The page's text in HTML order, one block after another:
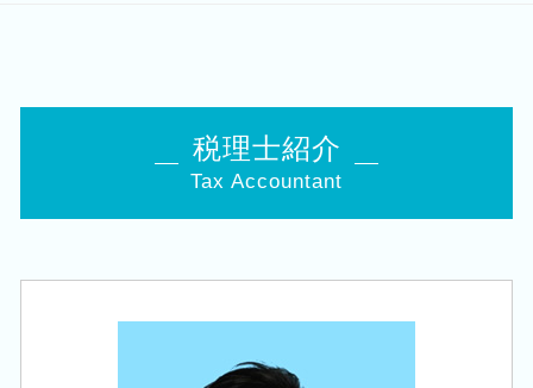
創業 助成金 補助金
日本政策金融公庫 創業融資 必要書類
個人事業主 法人化
税務署 修正申告
税理士 税務調査
住宅取得等資金 贈与
事業承継 節税
事業承継税制 優遇
相続 税理士 相談 五泉市
会社設立 税理士 相談 新発田市
会社設立 税理士 相談 江南区
会社設立 税理士 相談 西蒲区
相続 税理士 相談 新潟市中央区
会社設立 税理士 相談 新潟駅
税理士紹介
Tax Accountant